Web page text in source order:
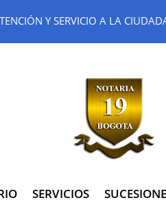
Y SERVICIO A LA
SERVICIOS